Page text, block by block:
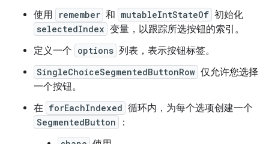
使用 remember 和 mutableIntStateOf 初始化
selectedIndex 变量，以跟踪所选按钮的索引。
定义一个 options 列表，表示按钮标签。
SingleChoiceSegmentedButtonRow 仅允许您选择
一个按钮。
在 forEachIndexed 循环内，为每个选项创建一个
SegmentedButton ：